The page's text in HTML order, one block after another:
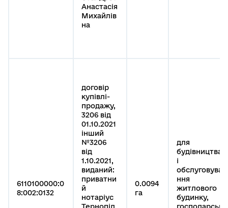
Анастасія
Михайлів
на
6110100000:0
8:002:0132
договір
купівлі-
продажу,
3206 від
01.10.2021
інший
№3206
від
1.10.2021,
виданий:
приватни
й
нотаріус
0.0094
га
для
будівництва
і
обслуговува
ння
житлового
будинку,